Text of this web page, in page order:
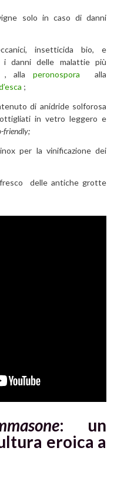
solo in caso di danni
insetticida bio, e
i danni delle malattie più
, alla peronospora alla
;
di anidride solforosa
in vetro leggero e
friendly;
per la vinificazione dei
delle antiche grotte
: un
eroica a